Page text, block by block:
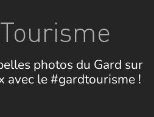
Tourisme
photos du Gard sur
avec le #gardtourisme !